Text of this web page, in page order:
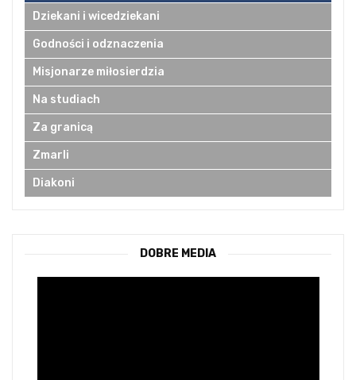
Dziekani i wicedziekani
Godności i odznaczenia
Misjonarze miłosierdzia
Na studiach
Za granicą
Zmarli
Diakoni
DOBRE MEDIA